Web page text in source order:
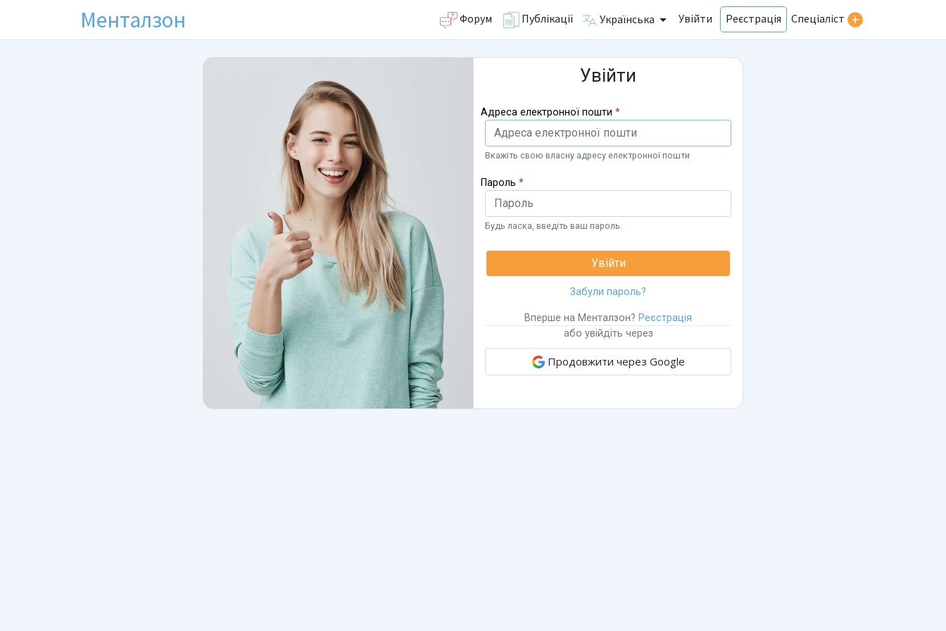
Менталзон Форум Публікації Українська Увійти Реєстрація Спеціаліст
Увійти
Адреса електронної пошти *
Вкажіть свою власну адресу електронної пошти
Пароль *
Будь ласка, введіть ваш пароль.
Забули пароль?
Вперше на Менталзон? Реєстрація
або увійдіть через
Продовжити через Google